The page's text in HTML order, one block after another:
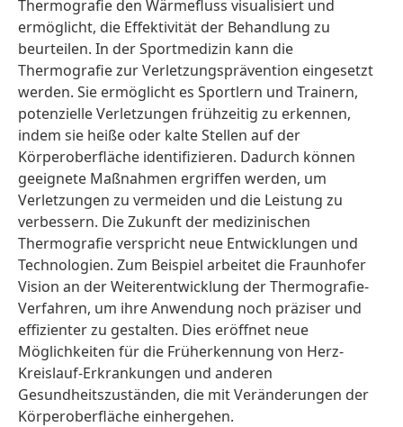
Thermografie den Wärmefluss visualisiert und
ermöglicht, die Effektivität der Behandlung zu
beurteilen. In der Sportmedizin kann die
Thermografie zur Verletzungsprävention eingesetzt
werden. Sie ermöglicht es Sportlern und Trainern,
potenzielle Verletzungen frühzeitig zu erkennen,
indem sie heiße oder kalte Stellen auf der
Körperoberfläche identifizieren. Dadurch können
geeignete Maßnahmen ergriffen werden, um
Verletzungen zu vermeiden und die Leistung zu
verbessern. Die Zukunft der medizinischen
Thermografie verspricht neue Entwicklungen und
Technologien. Zum Beispiel arbeitet die Fraunhofer
Vision an der Weiterentwicklung der Thermografie-
Verfahren, um ihre Anwendung noch präziser und
effizienter zu gestalten. Dies eröffnet neue
Möglichkeiten für die Früherkennung von Herz-
Kreislauf-Erkrankungen und anderen
Gesundheitszuständen, die mit Veränderungen der
Körperoberfläche einhergehen.